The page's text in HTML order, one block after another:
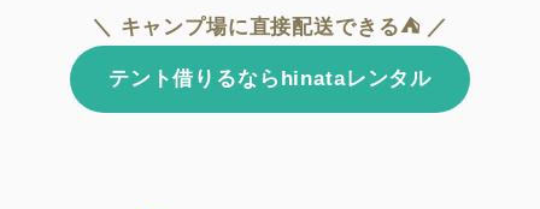
＼ キャンプ場に直接配送できる⛺ ／
テント借りるならhinataレンタル